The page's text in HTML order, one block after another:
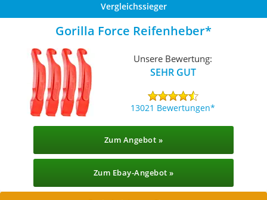
Vergleichssieger
Gorilla Force Reifenheber
Unsere Bewertung:
SEHR GUT
13021 Bewertungen
Zum Angebot »
Zum Ebay-Angebot »